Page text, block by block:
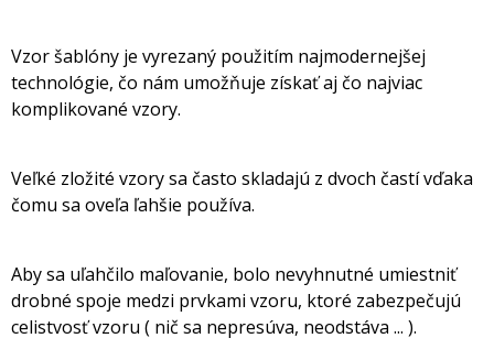
Vzor šablóny je vyrezaný použitím najmodernejšej
technológie, čo nám umožňuje získať aj čo najviac
komplikované vzory.
Veľké zložité vzory sa často skladajú z dvoch častí vďaka
čomu sa oveľa ľahšie používa.
Aby sa uľahčilo maľovanie, bolo nevyhnutné umiestniť
drobné spoje medzi prvkami vzoru, ktoré zabezpečujú
celistvosť vzoru ( nič sa nepresúva, neodstáva ... ).